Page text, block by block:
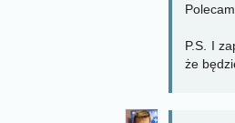
P.S. I
że